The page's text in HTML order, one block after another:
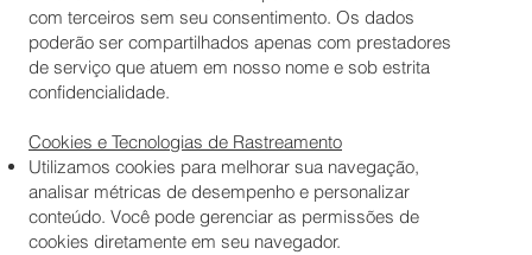
com terceiros sem seu consentimento. Os dados
poderão ser compartilhados apenas com prestadores
de serviço que atuem em nosso nome e sob estrita
confidencialidade.
Cookies e Tecnologias de Rastreamento
Utilizamos cookies para melhorar sua navegação,
analisar métricas de desempenho e personalizar
conteúdo. Você pode gerenciar as permissões de
cookies diretamente em seu navegador.